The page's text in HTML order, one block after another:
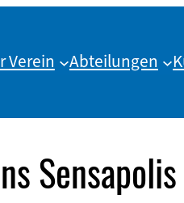
Verein Abteilungen